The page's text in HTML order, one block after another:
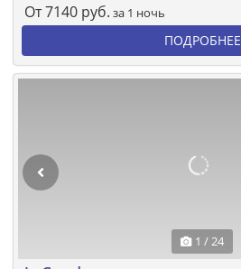
От7140 руб. за 1 ночь
ПОДРОБНЕЕ
1 / 24